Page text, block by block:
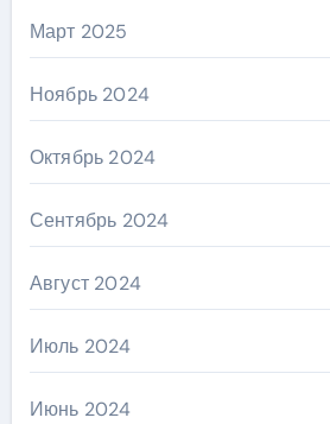
Март 2025
Ноябрь 2024
Октябрь 2024
Сентябрь 2024
Август 2024
Июль 2024
Июнь 2024